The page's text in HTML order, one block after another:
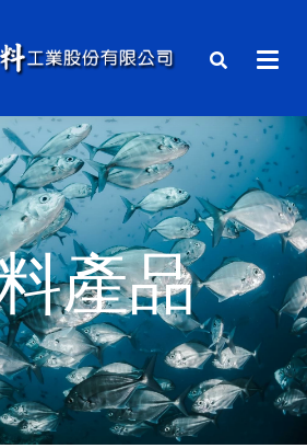
產品